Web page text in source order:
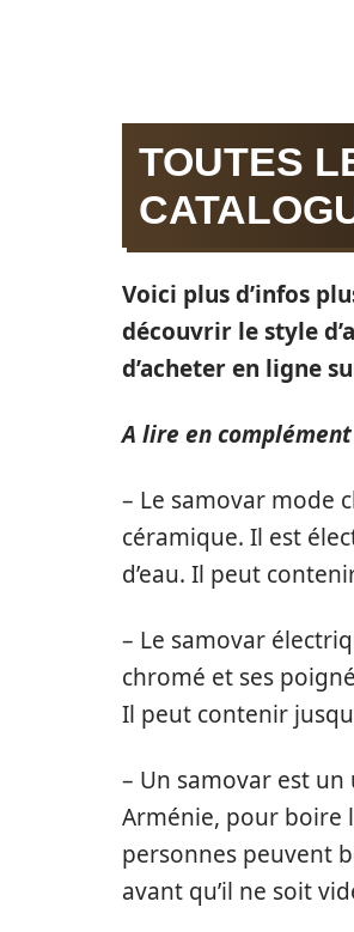
TOUTES
Voici plus d’infos
découvrir le style
d’acheter en ligne
A lire en
– Le samovar mode
céramique. Il est
d’eau. Il peut
– Le samovar
chromé et ses
Il peut contenir
– Un samovar est
Arménie, pour boire
personnes peuvent
avant qu’il ne soit